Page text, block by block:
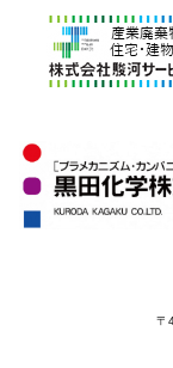
〒